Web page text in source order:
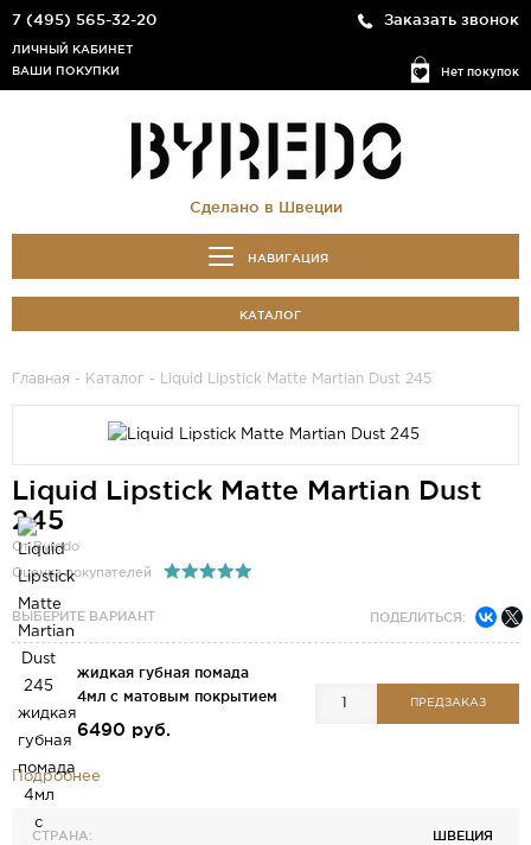
7 (495) 565-32-20 Заказать звонок
Нет покупок
ЛИЧНЫЙ КАБИНЕТ
ВАШИ ПОКУПКИ
Сделано в Швеции
НАВИГАЦИЯ
КАТАЛОГ
Главная - Каталог - Liquid Lipstick Matte Martian Dust 245
Liquid Lipstick Matte Martian Dust
245
От Byredo
Оценка покупателей
ВЫБЕРИТЕ ВАРИАНТ ПОДЕЛИТЬСЯ:
жидкая губная помада
4мл с матовым покрытием
6490 руб.
ПРЕДЗАКАЗ
Подробнее
СТРАНА: ШВЕЦИЯ